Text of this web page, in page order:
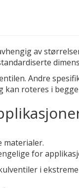
av
Andre
kan roteres i
materialer.
for
i